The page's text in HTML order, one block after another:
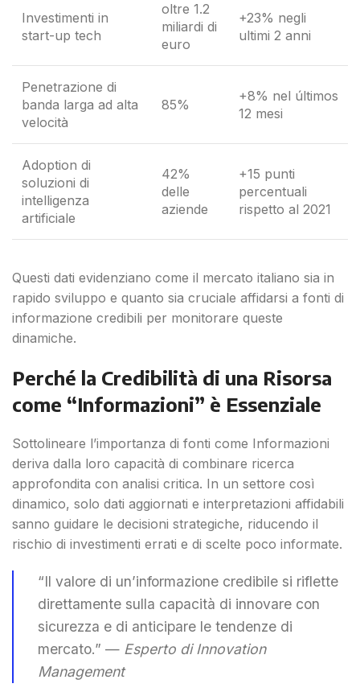
Investimenti in
start-up tech
oltre 1.2
miliardi di
euro
+23% negli
ultimi 2 anni
Penetrazione di
banda larga ad alta
velocità
85%
+8% nel últimos
12 mesi
Adoption di
soluzioni di
intelligenza
artificiale
42%
delle
aziende
+15 punti
percentuali
rispetto al 2021
Questi dati evidenziano come il mercato italiano sia in
rapido sviluppo e quanto sia cruciale affidarsi a fonti di
informazione credibili per monitorare queste
dinamiche.
Perché la Credibilità di una Risorsa
come “Informazioni” è Essenziale
Sottolineare l’importanza di fonti come Informazioni
deriva dalla loro capacità di combinare ricerca
approfondita con analisi critica. In un settore così
dinamico, solo dati aggiornati e interpretazioni affidabili
sanno guidare le decisioni strategiche, riducendo il
rischio di investimenti errati e di scelte poco informate.
“Il valore di un’informazione credibile si riflette
direttamente sulla capacità di innovare con
sicurezza e di anticipare le tendenze di
mercato.” — Esperto di Innovation
Management